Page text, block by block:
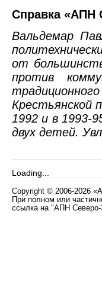
Справка «АПН
Вальдемар
от
против
Крестьянской
1992 и в 1993-
двух детей.
Loading...
Copyright © 2006-2026
При полном или
ссылка на "АПН Северо-